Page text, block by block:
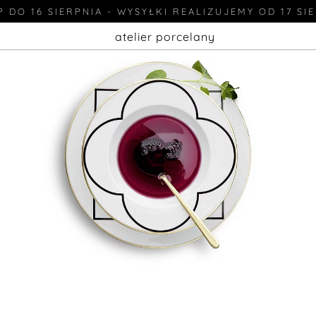
DO 16 SIERPNIA - WYSYŁKI REALIZUJEMY OD 17
atelier porcelany